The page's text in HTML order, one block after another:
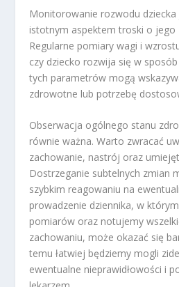
Monitorowanie rozwodu dziecka
istotnym aspektem troski o jego
Regularne pomiary wagi i
czy dziecko rozwija się w
tych parametrów mogą
zdrowotne lub potrzebę
Obserwacja ogólnego stanu
równie ważna. Warto zwracać
zachowanie, nastrój oraz
Dostrzeganie subtelnych zmian
szybkim reagowaniu na
prowadzenie dziennika, w
pomiarów oraz notujemy
zachowaniu, może okazać się
temu łatwiej będziemy mogli
ewentualne nieprawidłowości i